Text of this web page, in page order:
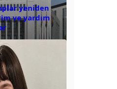
yeniden
ve yardım